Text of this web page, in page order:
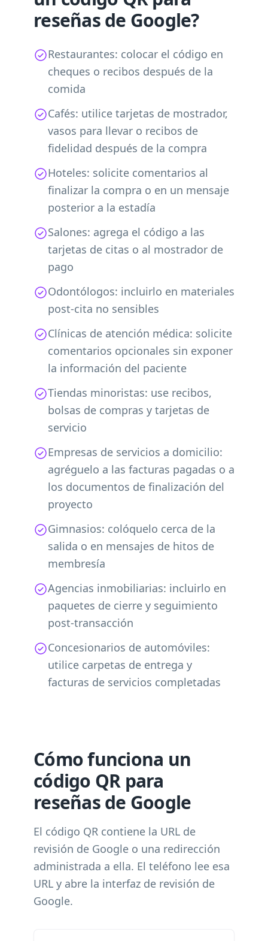
reseñas de Google?
Restaurantes: colocar el código en
cheques o recibos después de la
comida
Cafés: utilice tarjetas de mostrador,
vasos para llevar o recibos de
fidelidad después de la compra
Hoteles: solicite comentarios al
finalizar la compra o en un mensaje
posterior a la estadía
Salones: agrega el código a las
tarjetas de citas o al mostrador de
pago
Odontólogos: incluirlo en materiales
post-cita no sensibles
Clínicas de atención médica: solicite
comentarios opcionales sin exponer
la información del paciente
Tiendas minoristas: use recibos,
bolsas de compras y tarjetas de
servicio
Empresas de servicios a domicilio:
agréguelo a las facturas pagadas o a
los documentos de finalización del
proyecto
Gimnasios: colóquelo cerca de la
salida o en mensajes de hitos de
membresía
Agencias inmobiliarias: incluirlo en
paquetes de cierre y seguimiento
post-transacción
Concesionarios de automóviles:
utilice carpetas de entrega y
facturas de servicios completadas
Cómo funciona un
código QR para
reseñas de Google
El código QR contiene la URL de
revisión de Google o una redirección
administrada a ella. El teléfono lee esa
URL y abre la interfaz de revisión de
Google.